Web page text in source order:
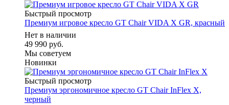
Быстрый просмотр
Премиум игровое кресло GT Chair VIDA X GR, красный
Нет в наличии
49 990 руб.
Мы советуем
Новинки
Быстрый просмотр
Премиум эргономичное кресло GT Chair InFlex X,
черный